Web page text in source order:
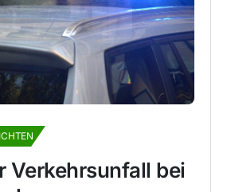
Verkehrsunfall bei